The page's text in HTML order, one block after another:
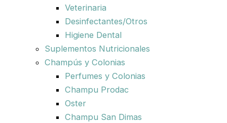
Veterinaria
Desinfectantes/Otros
Higiene Dental
Suplementos Nutricionales
Champús y Colonias
Perfumes y Colonias
Champu Prodac
Oster
Champu San Dimas